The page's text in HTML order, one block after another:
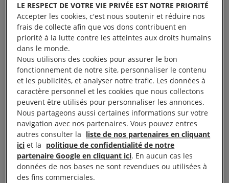
Projection du film « Libre » au cinéma les Baladins
de Lannion à 20h30 . Cette projection sera
précédée d’informations relatives aux migrants et au
LE RESPECT DE VOTRE VIE PRIVÉE EST NOTRE PRIORITÉ
Accepter les cookies, c'est nous soutenir et réduire nos
frais de collecte afin que vos dons contribuent en
priorité à la lutte contre les atteintes aux droits humains
dans le monde.
Nous utilisons des cookies pour assurer le bon
fonctionnement de notre site, personnaliser le contenu
et les publicités, et analyser notre trafic. Les données à
caractère personnel et les cookies que nous collectons
peuvent être utilisés pour personnaliser les annonces.
Nous partageons aussi certaines informations sur votre
navigation avec nos partenaires. Vous pouvez entres
autres consulter la liste de nos partenaires en cliquant
ici et la politique de confidentialité de notre
partenaire Google en cliquant ici. En aucun cas les
données de nos bases ne sont revendues ou utilisées à
des fins commerciales.